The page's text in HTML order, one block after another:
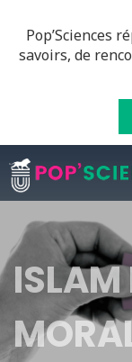
Pop’Sciences
savoirs, de
ISLAM